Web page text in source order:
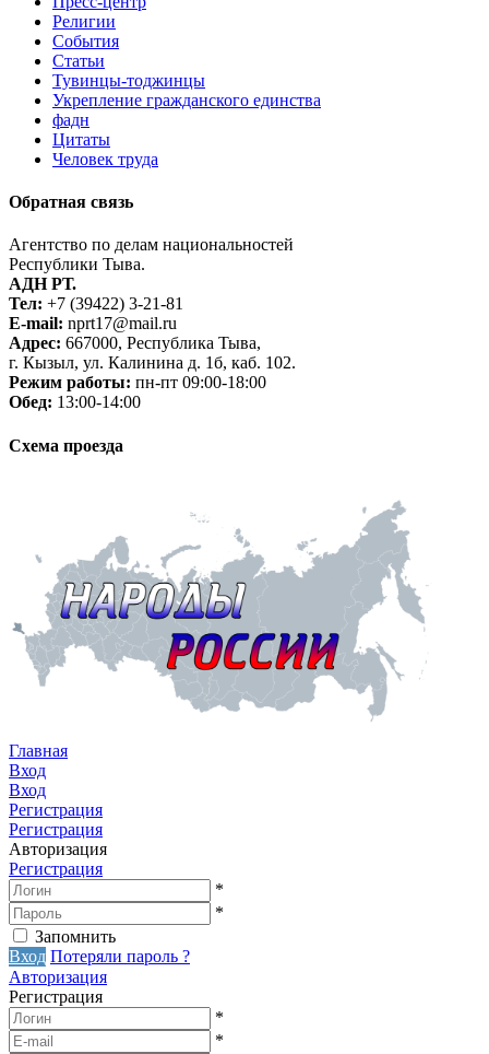
Религии
События
Статьи
Тувинцы-тоджинцы
Укрепление гражданского единства
фадн
Цитаты
Человек труда
Обратная связь
Агентство по делам национальностей
Республики Тыва.
АДН РТ.
Тел: +7 (39422) 3-21-81
E-mail: nprt17@mail.ru
Адрес: 667000, Республика Тыва,
г. Кызыл, ул. Калинина д. 1б, каб. 102.
Режим работы: пн-пт 09:00-18:00
Обед: 13:00-14:00
Схема проезда
Главная
Вход
Вход
Регистрация
Регистрация
Авторизация
Регистрация
*
*
Запомнить
Вход Потеряли пароль ?
Авторизация
Регистрация
*
*